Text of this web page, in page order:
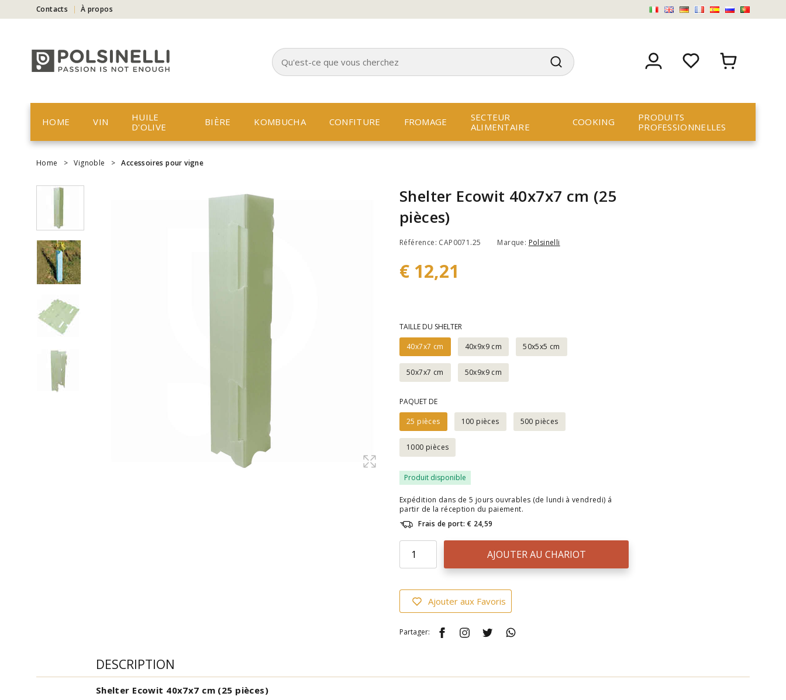
Contacts À propos
HOME VIN
HUILE
D'OLIVE
BIÈRE KOMBUCHA CONFITURE FROMAGE
SECTEUR
ALIMENTAIRE
COOKING
PRODUITS
PROFESSIONNELLES
Home > Vignoble > Accessoires pour vigne
Shelter Ecowit 40x7x7 cm (25
pièces)
Référence: CAP0071.25 Marque: Polsinelli
€ 12,21
TAILLE DU SHELTER
40x7x7 cm
40x9x9 cm 50x5x5 cm
50x7x7 cm 50x9x9 cm
PAQUET DE
25 pièces
100 pièces 500 pièces
1000 pièces
Produit disponible
Expédition dans de 5 jours ouvrables (de lundi à vendredi) á
partir de la réception du paiement.
Frais de port: € 24,59
AJOUTER AU CHARIOT
Ajouter aux Favoris
Partager:
DESCRIPTION
Shelter Ecowit 40x7x7 cm (25 pièces)